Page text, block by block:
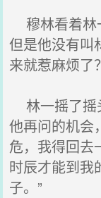
穆林看着林
但是他没有叫
来就惹麻烦了
林一摇了摇
他再问的机会
危，我得回去
时辰才能到我
子。”